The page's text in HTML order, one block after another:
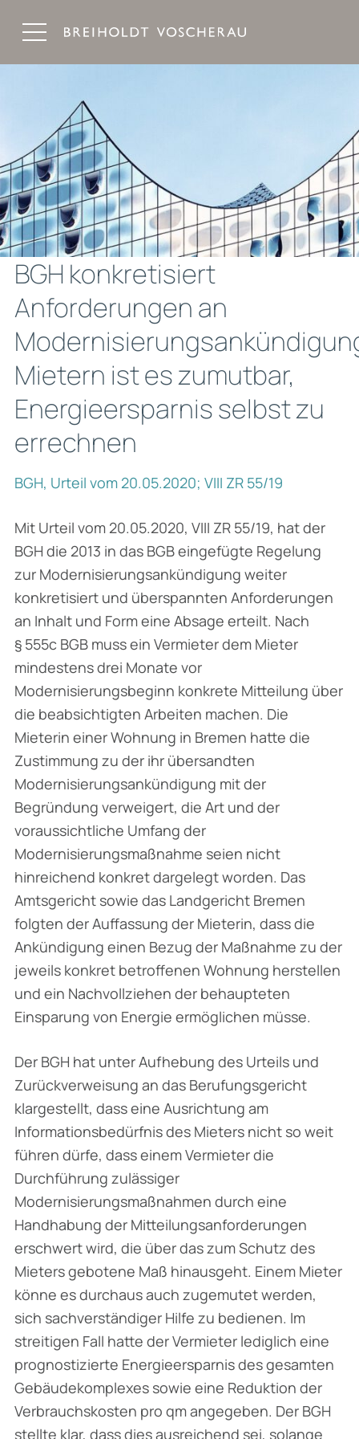
BGH konkretisiert
Anforderungen an
Mietern ist es zumutbar,
Energieersparnis selbst zu
errechnen
BGH, Urteil vom 20.05.2020; VIII ZR 55/19
Mit Urteil vom 20.05.2020, VIII ZR 55/19, hat der
BGH die 2013 in das BGB eingefügte Rege­lung
zur Modernisierungsankündigung weiter
konkretisiert und überspannten Anforderungen
an Inhalt und Form eine Absage erteilt. Nach
§ 555c BGB muss ein Vermieter dem Mieter
mindestens drei Monate vor
Modernisierungsbeginn konkrete Mitteilung über
die beabsich­tigten Arbeiten machen. Die
Mieterin einer Wohnung in Bremen hatte die
Zustimmung zu der ihr übersandten
Modernisierungsankündigung mit der
Begründung verweigert, die Art und der
voraussichtliche Umfang der
Modernisierungsmaßnahme seien nicht
hinreichend konkret dar­gelegt worden. Das
Amtsgericht sowie das Landgericht Bremen
folgten der Auffassung der Mieterin, dass die
Ankündigung einen Bezug der Maßnahme zu der
jeweils konkret betroffenen Wohnung herstellen
und ein Nachvollziehen der behaupteten
Einsparung von Energie ermöglichen müsse.
Der BGH hat unter Aufhebung des Urteils und
Zurückverweisung an das Berufungsgericht
klargestellt, dass eine Ausrichtung am
Informationsbedürfnis des Mieters nicht so weit
führen dürfe, dass einem Vermieter die
Durchführung zulässiger
Modernisierungsmaßnahmen durch eine
Handhabung der Mitteilungsanforderungen
erschwert wird, die über das zum Schutz des
Mieters gebotene Maß hinausgeht. Einem Mieter
könne es durchaus auch zugemutet werden,
sich sachverständiger Hilfe zu bedienen. Im
streitigen Fall hatte der Vermieter lediglich eine
prognostizierte Energieersparnis des gesamten
Gebäudekomplexes sowie eine Reduktion der
Verbrauchskosten pro qm angegeben. Der BGH
stellte klar, dass dies ausreichend sei, solange